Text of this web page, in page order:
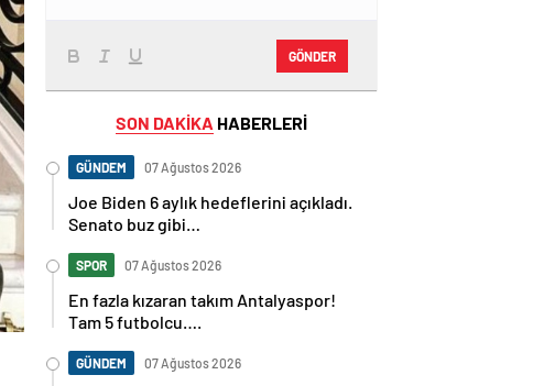
GÖNDER
SON DAKİKA HABERLERİ
GÜNDEM 07 Ağustos 2026
Joe Biden 6 aylık hedeflerini açıkladı.
Senato buz gibi…
SPOR 07 Ağustos 2026
En fazla kızaran takım Antalyaspor!
Tam 5 futbolcu….
GÜNDEM 07 Ağustos 2026